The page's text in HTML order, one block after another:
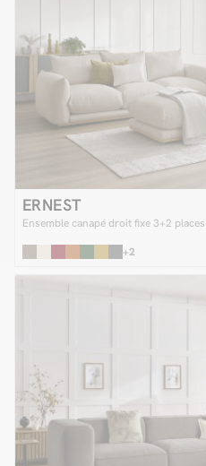
ERNEST
Ensemble canapé droit fixe 3+2
+2